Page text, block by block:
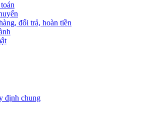
đổi trả, hoàn tiền
định chung